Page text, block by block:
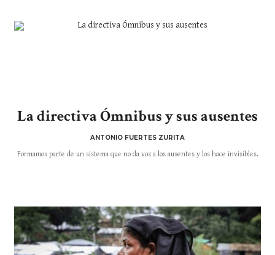
La directiva Ómnibus y sus ausentes
ANTONIO FUERTES ZURITA
Formamos parte de un sistema que no da voz a los ausentes y los hace invisibles.